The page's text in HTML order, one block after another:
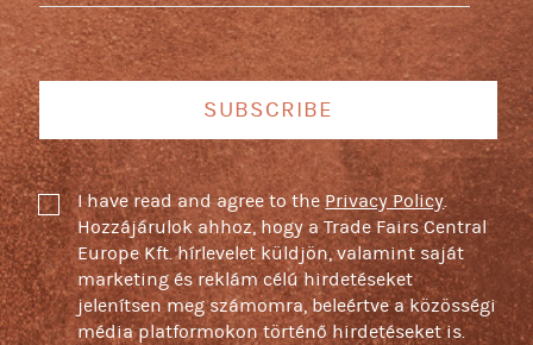
SUBSCRIBE
I have read and agree to thePrivacy Policy.
Hozzájárulok ahhoz, hogy a Trade Fairs Central
Europe Kft. hírlevelet küldjön, valamint saját
marketing és reklám célú hirdetéseket
jelenítsen meg számomra, beleértve a közösségi
média platformokon történő hirdetéseket is.